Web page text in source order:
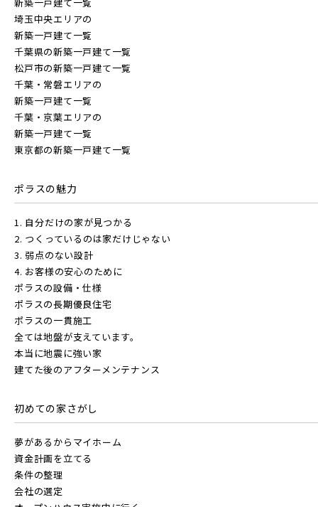
埼玉新都市交通 [伊奈線]
つくばエクスプレス
都営大江戸線
東葉高速鉄道
東京メトロ副都心線
京王井の頭線
千葉都市モノレール
JR高崎線
JR武蔵野線
JR常磐線 [各駅停車]
JR常磐線 [快速]
JR常磐線 [上野～仙台]
JR中央・総武線 [各駅停車]
JR総武線 [快速]
JR京葉線
JR成田線 [我孫子～成田]
【予告広告】リーズン青砥 アイ・ラウンジ
【予告広告】◆京成本線・京成押上線「青砥」駅徒歩8分の駅
近プロジェクト始動!!◆京成押上線「京成立石」駅徒歩10分◆
京成本線「お花茶屋」駅徒歩15分〈3駅2路線...
地図内の物件アイコンを
クリックすると
このカコミに
地図にあるご希望の物件アイコンをクリックすると
物件詳細が表示されます
見学OK
すべて
キッチン
こだわり条件
指定なし
販売開始前の物件
千葉県千葉市稲毛区 埼玉県川越市
埼玉県川口市
埼玉県春日部市
埼玉中央エリアの
新築一戸建て一覧
千葉県の新築一戸建て一覧
松戸市の新築一戸建て一覧
千葉・常磐エリアの
新築一戸建て一覧
千葉・京葉エリアの
新築一戸建て一覧
東京都の新築一戸建て一覧
ポラスの魅力
1. 自分だけの家が見つかる
2. つくっているのは家だけじゃない
3. 弱点のない設計
4. お客様の安心のために
ポラスの設備・仕様
ポラスの長期優良住宅
ポラスの一貫施工
全ては地盤が支えています。
本当に地震に強い家
建てた後のアフターメンテナンス
初めての家さがし
夢があるからマイホーム
資金計画を立てる
条件の整理
会社の選定